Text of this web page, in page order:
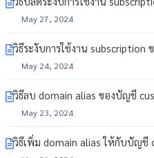
May 27, 2024
วิธีระงับการใช้งาน
May 24, 2024
วิธีลบ domain alias ของบัญชี
May 23, 2024
วิธีเพิ่ม domain alias ให้กับบัญชี